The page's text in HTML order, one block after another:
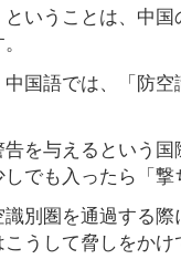
いうことは、中
国語では、「防
を与えるという
でも入ったら「撃
別圏を通過する
うして脅しをか